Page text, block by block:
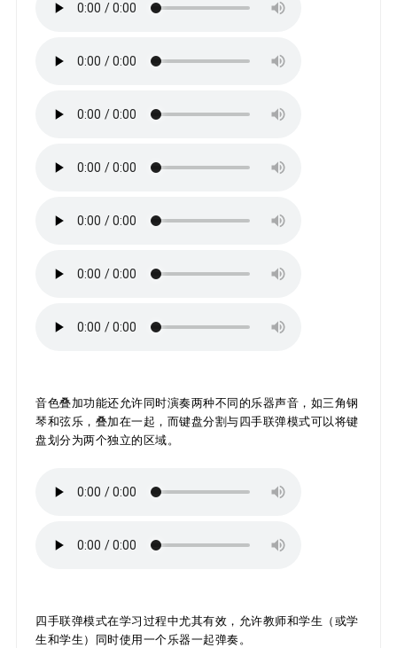
音色叠加功能还允许同时演奏两种不同的乐器声音，如三角钢
琴和弦乐，叠加在一起，而键盘分割与四手联弹模式可以将键
盘划分为两个独立的区域。
四手联弹模式在学习过程中尤其有效，允许教师和学生（或学
生和学生）同时使用一个乐器一起弹奏。